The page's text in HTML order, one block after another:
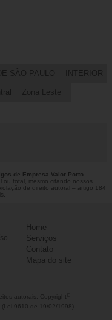
SÃO PAULO INTERIOR
Zona Leste
de Empresa Valor Porto
total, mesmo citando nossos
de direito autoral – artigo 184
Home
Serviços
Contato
Mapa do site
autorais. Copyright
(Lei 9610 de 19/02/1998)